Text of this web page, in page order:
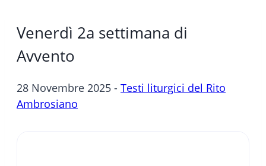
Venerdì 2a settimana di
Avvento
28 Novembre 2025 - Testi liturgici del Rito
Ambrosiano